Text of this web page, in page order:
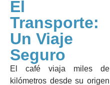
El
Transporte:
Un Viaje
Seguro
El café viaja miles de
kilómetros desde su origen